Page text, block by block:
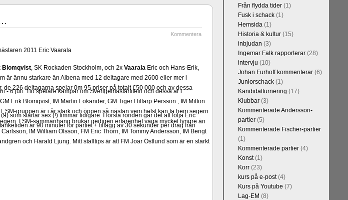
- 6 juli. Tio spelare kämpar om Sverigemästartiteln och dessa är i
Erik Blomqvist, IM Martin Lokander, GM Tiger Hillarp Persson., IM Milton
SM-gruppen är i år stark och öppen så nästan vem helst kan ta hem segern
I SM-sammanhang brukar gedigen erfarenhet väga mycket tyngre än
IM William Olsson, FM Eric Thörn, IM Tommy Andersson, IM Bengt
och Harald Ljung. Mitt stalltips är att FM Joar Östlund som är en starkt
Kommentera
2011 Eric Vaarala
Blomqvist, SK Rockaden Stockholm, och 2x VaaralaEric och Hans-Erik,
är ännu starkare än Albena med 12 deltagare med 2600 eller mer i
226 deltagarna spelar 0m 95 priser på totalt €50 000 och av dessa
som startar sex (!) timmar tidigare. I första ronden går det att följa Eric
är 90 minuter för partiet + tillägg av 30 sekunder per drag från
Från flydda tider(1)
Fusk i schack(1)
Hemsida(1)
Historia & kultur(15)
inbjudan (3)
Ingemar Falk rapporterar(28)
intervju (10)
Johan Furhoff kommenterar(6)
Juniorschack(1)
Kandidatturnering (17)
Klubbar(3)
Kommenterade Andersson-
partier(5)
Kommenterade Fischer-partier
(1)
Kommenterade partier(4)
Konst(1)
Korr(23)
kurs på e-post(4)
Kurs på Youtube (7)
Lag-EM (8)